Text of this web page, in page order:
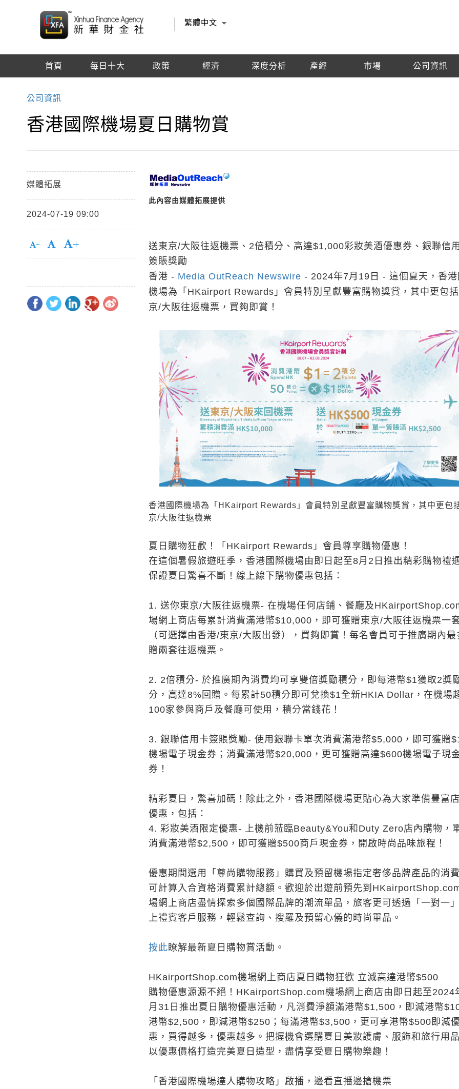
繁體中文
首頁 每日十大 政策 經濟 深度分析 產經 市場 公司資訊
公司資訊
香港國際機場夏日購物賞
媒體拓展
2024-07-19 09:00
此內容由媒體拓展提供
送東京/大阪往返機票、2倍積分、高達$1,000彩妝美酒優惠券、銀聯信
簽賬獎勵
香港 - Media OutReach Newswire - 2024年7月19日 - 這個夏天，香
機場為「HKairport Rewards」會員特別呈獻豐富購物獎賞，其中更包
京/大阪往返機票，買夠即賞！
香港國際機場為「HKairport Rewards」會員特別呈獻豐富購物獎賞，其中更包
京/大阪往返機票
夏日購物狂歡！「 HKairport Rewards」會員尊享購物優惠！
在這個暑假旅遊旺季，香港國際機場由即日起至8月2日推出精彩購物禮
保證夏日驚喜不斷！線上線下購物優惠包括：
1. 送你東京/大阪往返機票- 在機場任何店鋪、餐廳及
場網上商店每累計消費滿港幣$10,000，即可獲贈東京/大阪往返機票一
（可選擇由香港/東京/大阪出發），買夠即賞！每名會員可于推廣期內最
贈兩套往返機票。
2. 2倍積分- 於推廣期內消費均可享雙倍獎勵積分，即每港幣$1獲取2獎
分，高達8%回贈。每累計50積分即可兌換$1全新HKIA Dollar，在機場
100家參與商戶及餐廳可使用，積分當錢花！
3. 銀聯信用卡簽賬獎勵- 使用銀聯卡單次消費滿港幣$5,000，即可獲贈
機場電子現金券；消費滿港幣$20,000，更可獲贈高達$600機場電子現
券！
精彩夏日，驚喜加碼！除此之外，香港國際機場更貼心為大家準備豐富
優惠，包括：
4. 彩妝美酒限定優惠-
上機前蒞臨Beauty&You和Duty Zero店內購物，
消費滿港幣$2,500，即可獲贈$500商戶現金券，開啟時尚品味旅程！
優惠期間選用「尊尚購物服務」購買及預留機場指定奢侈品牌產品的消
可計算入合資格消費累計總額。歡迎於出遊前預先到
場網上商店盡情探索多個國際品牌的潮流單品，旅客更可透過「一對一
上禮賓客戶服務，輕鬆查詢、搜羅及預留心儀的時尚單品。
按此瞭解最新夏日購物賞活動。
HKairportShop.com機場網上商店夏日購物狂歡 立減高達港幣$500
購物優惠源源不絕！HKairportShop.com機場網上商店由即日起至2024
月31日推出夏日購物優惠活動，凡消費淨額滿港幣$1,500，即減港幣
港幣$2,500，即減港幣$250；每滿港幣$3,500，更可享港幣$500即減
惠，買得越多，優惠越多。把握機會選購夏日美妝護膚、服飾和旅行用
以優惠價格打造完美夏日造型，盡情享受夏日購物樂趣！
「 香港國際機場達人購物攻略 」 啟播，邊看直播邊搶機票